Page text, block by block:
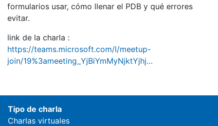
formularios usar, cómo llenar el PDB y qué errores
evitar.
link de la charla :
https://teams.microsoft.com/l/meetup-
join/19%3ameeting_YjBiYmMyNjktYjhj…
Tipo de charla
Charlas virtuales